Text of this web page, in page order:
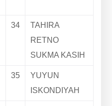
34
TAHIRA
RETNO
SUKMA KASIH
35
YUYUN
ISKONDIYAH